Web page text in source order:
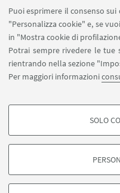
Puoi esprimere il consenso
"Personalizza cookie" e, se
in "Mostra cookie di
Potrai sempre rivedere le tue
rientrando nella sezione
Per maggiori informazioni
COOKIE DI
degli utenti, creare profili in
di marketing.
SOLO
©Copyright 2026 - ALMA
Bologna - Via Zamboni, 33 -
Privacy
Note legali